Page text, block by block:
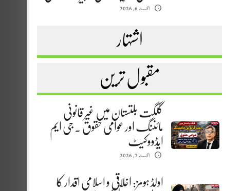
اگست 6, 2026
اشتہار
مقبول ترین
گلگت بلتستان میں غیر قانونی
مائننگ اور عوامی حقوق . جی ایم
ایڈووکیٹ
اگست 7, 2026
اولڈ ہومز: اخلاقی و اسلامی اقدار کا